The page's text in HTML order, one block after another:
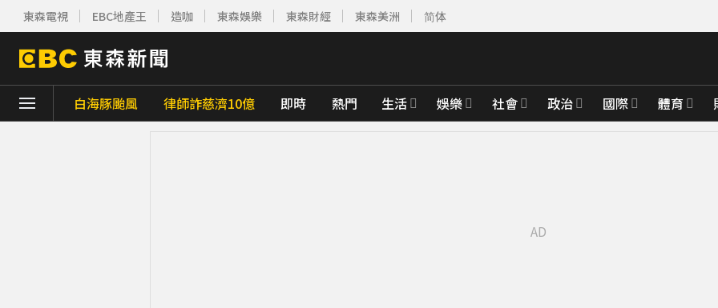
東森電視 EBC地產王 造咖 東森娛樂 東森財經 東森美洲 简体
白海豚颱風 律師詐慈濟10億 即時 熱門 生活 娛樂 社會 政治 國際 體育